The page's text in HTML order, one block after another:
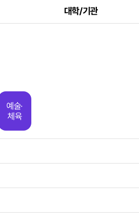
대학/기관
예술·
체육